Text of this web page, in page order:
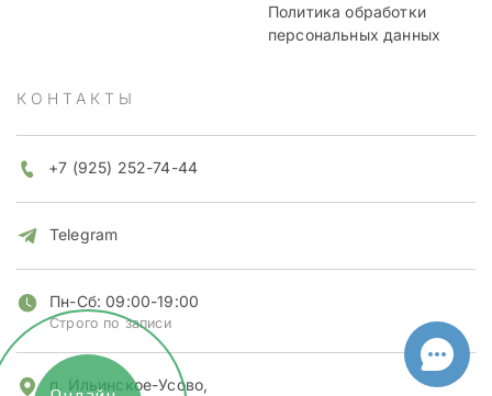
Политика обработки
персональных данных
КОНТАКТЫ
+7 (925) 252-74-44
Telegram
Пн-Сб: 09:00-19:00
Строго по записи
п. Ильинское-Усово,